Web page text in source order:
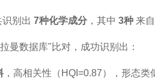
别出 7种化学成分 ，其中 3种 来
曼数据库"比对，成功识别出：
，高相关性（HQI=0.87），形态